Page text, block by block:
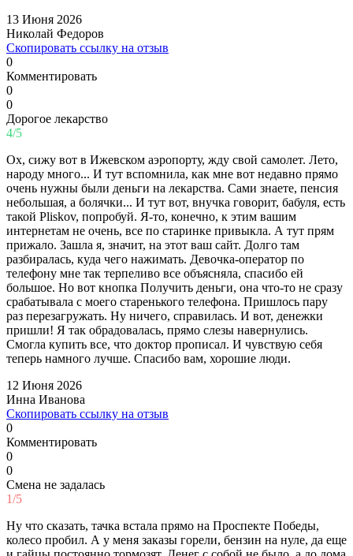
13 Июня 2026
Николай Федоров
Скопировать ссылку на отзыв
0
Комментировать
0
0
Дорогое лекарство
4/5
Ох, сижу вот в Ижевском аэропорту, жду свой самолет. Лето,
народу много... И тут вспомнила, как мне вот недавно прямо
очень нужны были деньги на лекарства. Сами знаете, пенсия
небольшая, а болячки... И тут вот, внучка говорит, бабуля, есть
такой Pliskov, попробуй. Я-то, конечно, к этим вашим
интернетам не очень, все по старинке привыкла. А тут прям
прижало. Зашла я, значит, на этот ваш сайт. Долго там
разбиралась, куда чего нажимать. Девочка-оператор по
телефону мне так терпеливо все объясняла, спасибо ей
большое. Но вот кнопка Получить деньги, она что-то не сразу
срабатывала с моего старенького телефона. Пришлось пару
раз перезагружать. Ну ничего, справилась. И вот, денежки
пришли! Я так обрадовалась, прямо слезы навернулись.
Смогла купить все, что доктор прописал. И чувствую себя
теперь намного лучше. Спасибо вам, хорошие люди.
12 Июня 2026
Инна Иванова
Скопировать ссылку на отзыв
0
Комментировать
0
0
Смена не задалась
1/5
Ну что сказать, тачка встала прямо на Проспекте Победы,
колесо пробил. А у меня заказы горели, бензин на нуле, да еще